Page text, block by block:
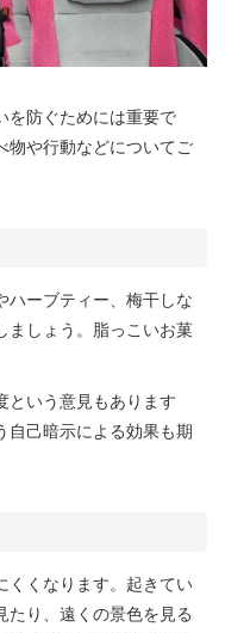
を防ぐためには重要で
物や行動などについてご
ハーブティー、梅干しな
ましょう。脂っこいお菓
という意見もあります
自己暗示による効果も期
くくなります。起きてい
たり、遠くの景色を見る